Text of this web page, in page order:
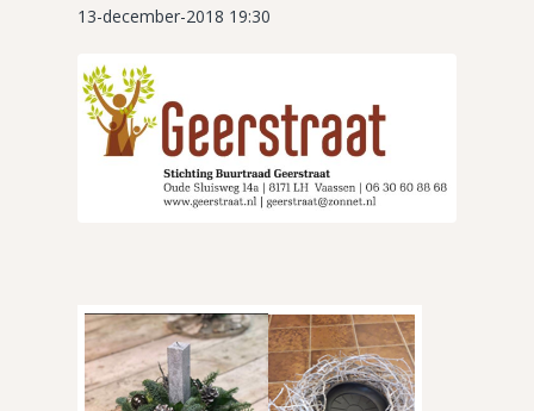
13-december-2018 19:30